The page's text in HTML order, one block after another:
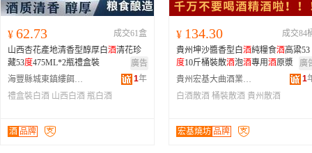
¥ 62.73
成交61盒
山西杏花產地清香型醇厚白酒清花珍
藏53度475ML*2瓶禮盒裝
廣告
海豐縣城東鎮縷餌食品行
1年
禮盒裝白酒 山西白酒 瓶白酒
酒 品牌
¥ 134.30
成交84
貴州坤沙醬香型白酒純糧食酒高粱53
度10斤桶裝散酒泡酒專用酒原漿
廣
貴州宏基大曲酒業有限公司
1
白酒散酒 桶裝散酒 貴州散酒
宏基燒坊 品牌